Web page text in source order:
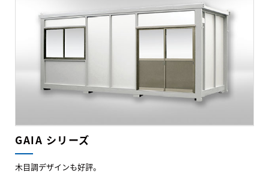
GAIA シリーズ
木目調デザインも好評。